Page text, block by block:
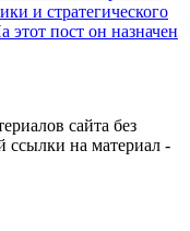
и стратегического
этот пост он назначен
сайта без
ссылки на материал -